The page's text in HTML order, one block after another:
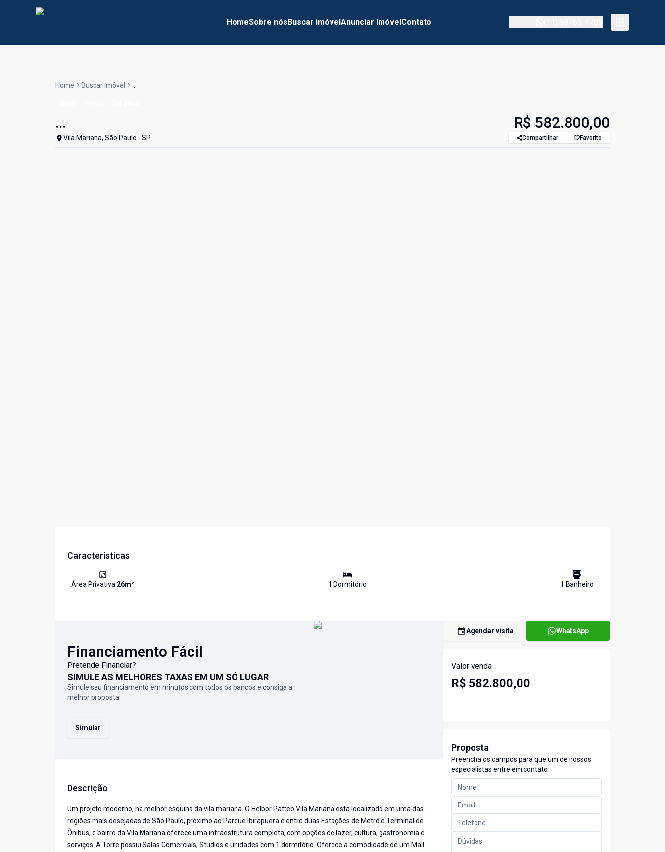
HomeSobre nósBuscar imóvelAnunciar imóvelContato
Home Buscar imóvel ...
...
Vila Mariana, São Paulo - SP
R$ 582.800,00
Compartilhar Favorito
Características
Área Privativa 26m² 1 Dormitório 1 Banheiro
Financiamento Fácil
Pretende Financiar?
SIMULE AS MELHORES TAXAS EM UM SÓ LUGAR
Simule seu financiamento em minutos com todos os bancos e consiga a
melhor proposta.
Simular
Descrição
Um projeto moderno, na melhor esquina da vila mariana. O Helbor Patteo Vila Mariana está localizado em uma das
regiões mais desejadas de São Paulo, próximo ao Parque Ibirapuera e entre duas Estações de Metrô e Terminal de
Ônibus, o bairro da Vila Mariana oferece uma infraestrutura completa, com opções de lazer, cultura, gastronomia e
serviços. A Torre possui Salas Comerciais, Studios e unidades com 1 dormitório. Oferece a comodidade de um Mall
Agendar visita WhatsApp
Valor venda
R$ 582.800,00
Proposta
Preencha os campos para que um de nossos
especialistas entre em contato